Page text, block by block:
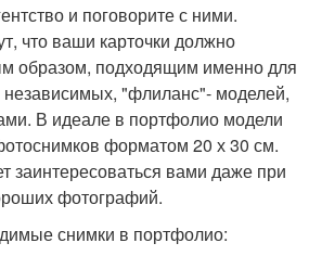
и поговорите с ними.
что ваши карточки должно
образом, подходящим именно для
независимых, "флиланс"- моделей,
В идеале в портфолио модели
форматом 20 х 30 см.
заинтересоваться вами даже при
фотографий.
снимки в портфолио: